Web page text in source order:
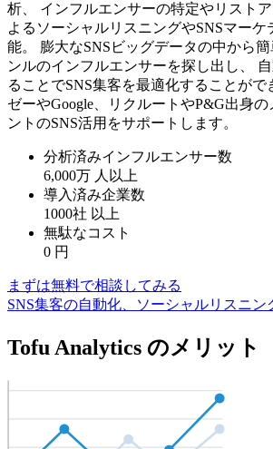
析、 インフルエンサーの特定やリスト
よるソーシャルリスニングやSNSマー
能。 膨大なSNSビッグデータの中から
ンルのインフルエンサーを探し出し、
ることでSNS集客を最適化することがで
ゼーやGoogle、リクルートやP&G出身
ントのSNS活用をサポートします。
分析済みインフルエンサー数
6,000万 人以上
導入済み企業数
1000社 以上
無駄なコスト
0 円
まずは無料で相談してみる
SNS集客の自動化、ソーシャルリスニン
Tofu Analytics のメリット